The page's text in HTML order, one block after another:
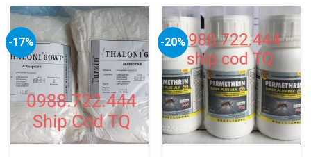
-17% -20%